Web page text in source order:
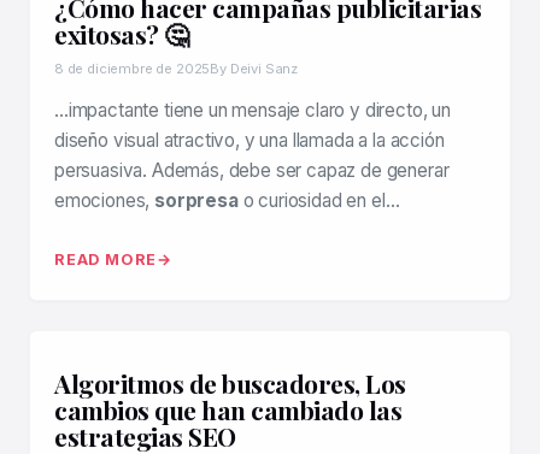
¿Cómo hacer campañas publicitarias
exitosas? 🤔
8 de diciembre de 2025By Deivi Sanz
…impactante tiene un mensaje claro y directo, un
diseño visual atractivo, y una llamada a la acción
persuasiva. Además, debe ser capaz de generar
emociones, sorpresao curiosidad en el…
READ MORE
Algoritmos de buscadores, Los
cambios que han cambiado las
estrategias SEO